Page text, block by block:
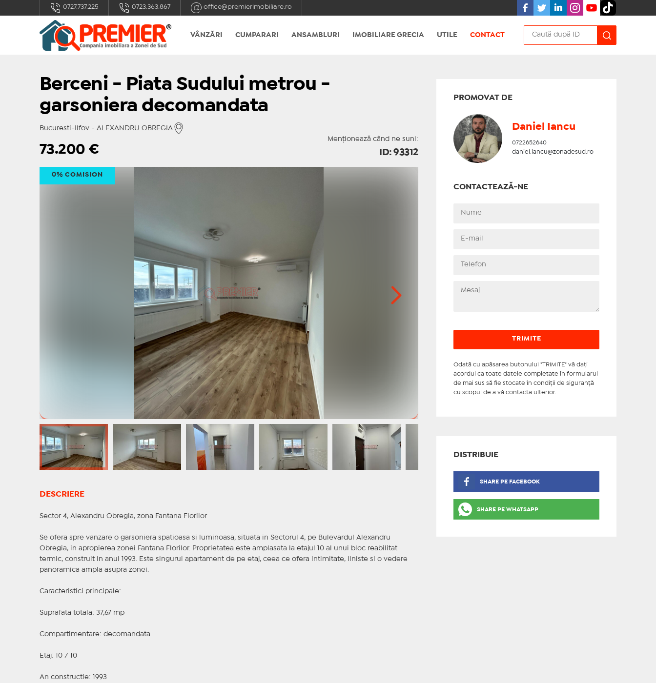
0727.737.225 0723.363.867 office@premierimobiliare.ro
VÂNZĂRI CUMPARARI ANSAMBLURI IMOBILIARE GRECIA UTILE CONTACT
Berceni - Piata Sudului metrou -
garsoniera decomandata
Bucuresti-Ilfov - ALEXANDRU OBREGIA
Menționează când ne suni:
73.200€ ID: 93312
0% COMISION
DESCRIERE
Sector 4, Alexandru Obregia, zona Fantana Florilor
Se ofera spre vanzare o garsoniera spatioasa si luminoasa, situata in Sectorul 4, pe Bulevardul Alexandru
Obregia, in apropierea zonei Fantana Florilor. Proprietatea este amplasata la etajul 10 al unui bloc reabilitat
termic, construit in anul 1993. Este singurul apartament de pe etaj, ceea ce ofera intimitate, liniste si o vedere
panoramica ampla asupra zonei.
Caracteristici principale:
Suprafata totala: 37,67 mp
Compartimentare: decomandata
Etaj: 10 / 10
An constructie: 1993
PROMOVAT DE
Daniel Iancu
0722652640
daniel.iancu@zonadesud.ro
CONTACTEAZĂ-NE
Odată cu apăsarea butonului "TRIMITE" vă daţi
acordul ca toate datele completate în formularul
de mai sus să fie stocate în condiţii de siguranţă
cu scopul de a vă contacta ulterior.
DISTRIBUIE
SHARE PE FACEBOOK
SHARE PE WHATSAPP